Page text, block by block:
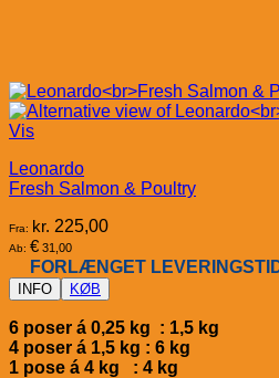
Vis
Leonardo
Fresh Salmon & Poultry
Fra: kr. 225,00
Ab: € 31,00
FORLÆNGET
INFO KØB
6 poser á 0,25 kg : 1,5 kg
4 poser á 1,5 kg : 6 kg
1 pose á 4 kg : 4 kg